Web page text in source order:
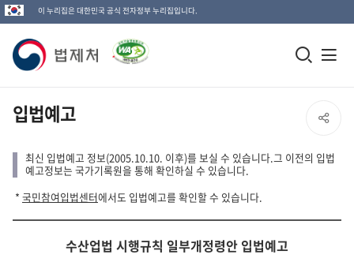
이 누리집은 대한민국 공식 전자정부 누리집입니다.
법
제
처
고
모
색
입법예고
최신 입법예고 정보(2005.10.10. 이후)를 보실 수 있습니다.그 이전의 입법
예고정보는 국가기록원을 통해 확인하실 수 있습니다.
SNS
공
열
* 국민참여입법센터에서도 입법예고를 확인할 수 있습니다.
수산업법 시행규칙 일부개정령안 입법예고